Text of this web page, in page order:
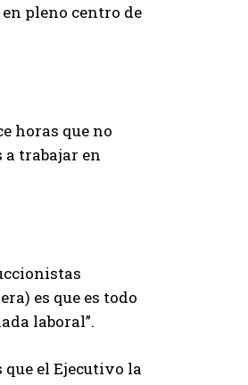
pleno centro de
horas que no
a trabajar en
es que es todo
laboral”.
el Ejecutivo la